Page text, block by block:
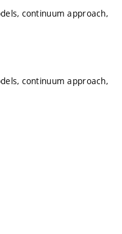
continuum approach,
continuum approach,